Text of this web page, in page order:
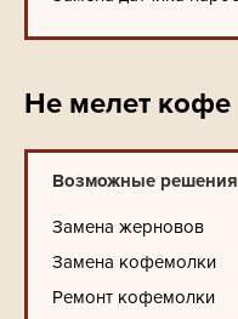
Не мелет кофе
Возможные решения
Замена жерновов
Замена кофемолки
Ремонт кофемолки